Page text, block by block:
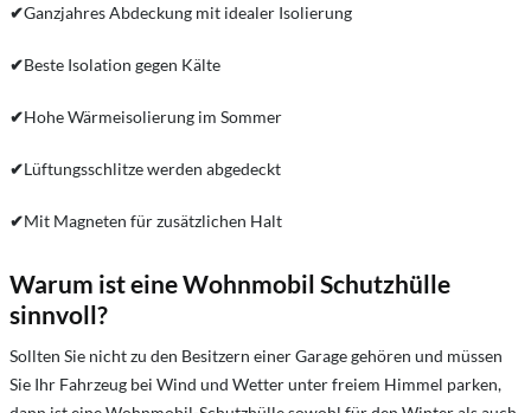
✔Ganzjahres Abdeckung mit idealer Isolierung
✔Beste Isolation gegen Kälte
✔Hohe Wärmeisolierung im Sommer
✔Lüftungsschlitze werden abgedeckt
✔Mit Magneten für zusätzlichen Halt
Warum ist eine Wohnmobil Schutzhülle
sinnvoll?
Sollten Sie nicht zu den Besitzern einer Garage gehören und müssen
Sie Ihr Fahrzeug bei Wind und Wetter unter freiem Himmel parken,